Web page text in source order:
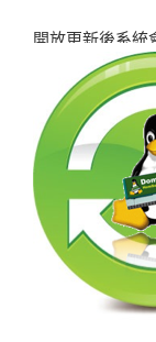
開放更新後系統